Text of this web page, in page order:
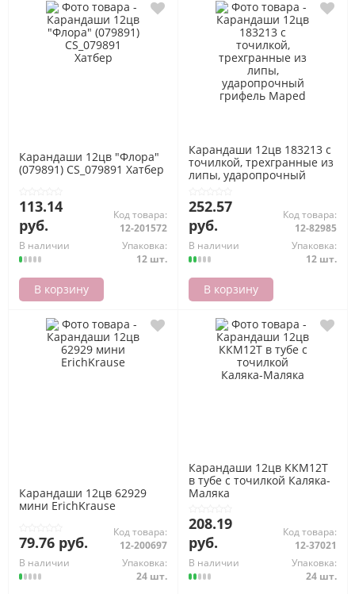
Карандаши 12цв "Флора"
(079891) CS_079891 Хатбер
113.14
руб.
Код товара:
12-201572
В наличии
Упаковка:
12 шт.
В корзину
Карандаши 12цв 183213 с
точилкой, трехгранные из
липы, ударопрочный
252.57
руб.
Код товара:
12-82985
В наличии
Упаковка:
12 шт.
В корзину
Карандаши 12цв 62929
мини ErichKrause
79.76 руб.
Код товара:
12-200697
В наличии
Упаковка:
24 шт.
Карандаши 12цв ККМ12Т
в тубе с точилкой Каляка-
Маляка
208.19
руб.
Код товара:
12-37021
В наличии
Упаковка:
24 шт.